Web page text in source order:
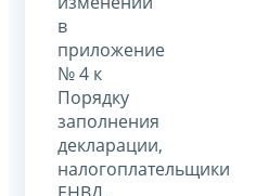
в
приложение
№ 4 к
Порядку
заполнения
декларации,
налогоплательщики